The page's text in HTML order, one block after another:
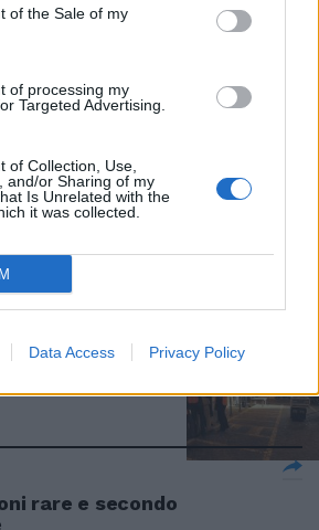
of the Sale of my
of processing my
Targeted Advertising.
of Collection, Use,
and/or Sharing of my
Is Unrelated with the
it was collected.
Data Access Privacy Policy
ballare
nell'ex
in piazza Quattro
rare e secondo